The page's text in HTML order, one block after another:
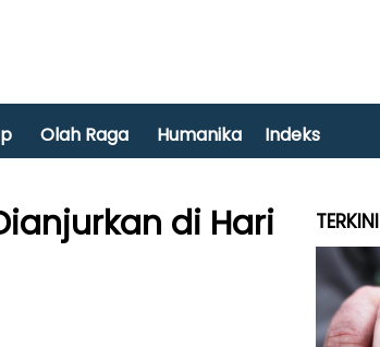
Olah Raga Humanika Indeks
di Hari
TERKINI